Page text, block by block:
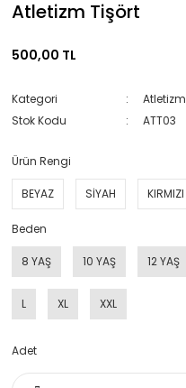
Atletizm Tişört
500,00 TL
Kategori
Stok Kodu
ATT03
Ürün Rengi
BEYAZ SİYAH KIRMIZI
Beden
8 YAŞ 10 YAŞ 12 YAŞ
L XL XXL
Adet